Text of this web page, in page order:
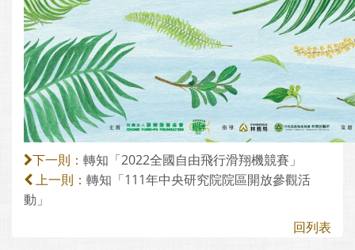
下一則： 轉知「2022全國自由飛行滑翔機競賽」
上一則： 轉知「111年中央研究院院區開放參觀活
動」
回列表